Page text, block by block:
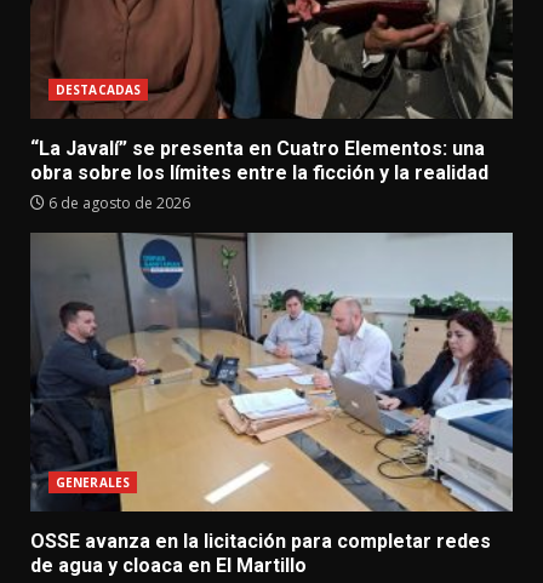
DESTACADAS
“La Javalí” se presenta en Cuatro Elementos: una
obra sobre los límites entre la ficción y la realidad
6 de agosto de 2026
GENERALES
OSSE avanza en la licitación para completar redes
de agua y cloaca en El Martillo